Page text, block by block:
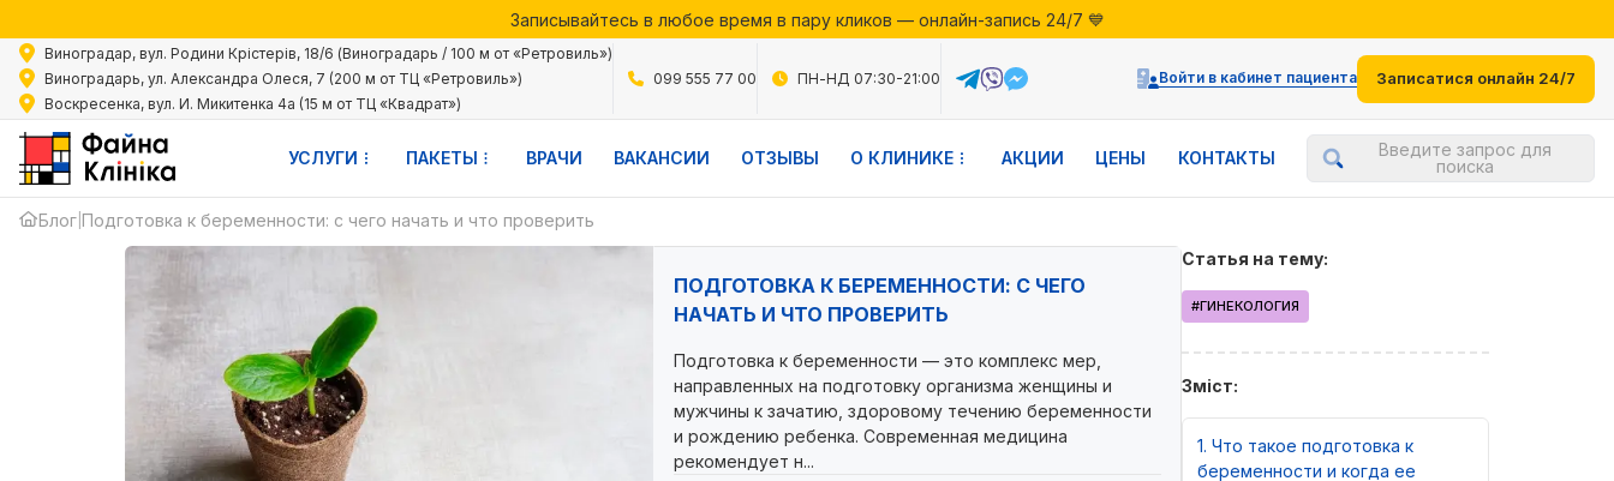
Записывайтесь в любое время в пару кликов — онлайн-запись 24/7 💙
Акции месяца в Файній Клініці — воспользуйтесь выгодными предложениями
Записывайтесь в любое время в пару кликов — онлайн-запись 24/7 💙
Виноградар, вул. Родини Крістерів, 18/6 (Виноградарь / 100 м от «Ретровиль»)
Виноградарь, ул. Александра Олеся, 7 (200 м от ТЦ «Ретровиль»)
Воскресенка, вул. И. Микитенка 4а (15 м от ТЦ «Квадрат»)
099 555 77 00 ПН-НД 07:30-21:00 Войти в кабинет пациента Записатися онлайн 24/7
УСЛУГИ ПАКЕТЫ ВРАЧИ ВАКАНСИИ ОТЗЫВЫ О КЛИНИКЕ АКЦИИ ЦЕНЫ КОНТАКТЫ
Введите запрос для
поиска
Блог Подготовка к беременности: с чего начать и что проверить
К
ПОДГОТОВКА К БЕРЕМЕННОСТИ: С ЧЕГО
НАЧАТЬ И ЧТО ПРОВЕРИТЬ
Подготовка к беременности — это комплекс мер,
направленных на подготовку организма женщины и
мужчины к зачатию, здоровому течению беременности
и рождению ребенка. Современная медицина
рекомендует н...
Статья на тему:
#ГИНЕКОЛОГИЯ
Зміст:
1 Что такое подготовка к
беременности и когда ее